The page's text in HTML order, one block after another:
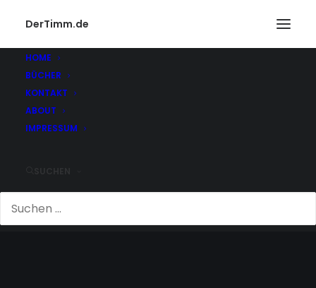
DerTimm.de
HOME
BÜCHER
KONTAKT
ABOUT
IMPRESSUM